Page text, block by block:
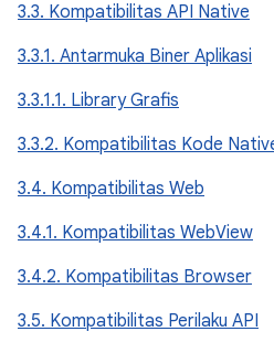
3.3. Kompatibilitas API Native
3.3.1. Antarmuka Biner Aplikasi
3.3.1.1. Library Grafis
3.3.2. Kompatibilitas Kode
3.4. Kompatibilitas Web
3.4.1. Kompatibilitas WebView
3.4.2. Kompatibilitas Browser
3.5. Kompatibilitas Perilaku API